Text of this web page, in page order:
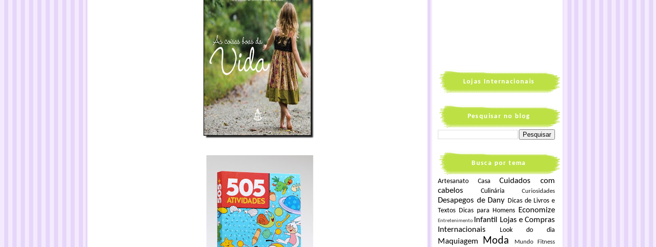
Lojas Internacionais
Pesquisar no blog
Busca por tema
Artesanato Casa
Cuidados com
cabelos
Culinária Curiosidades
Desapegos de Dany Dicas de Livros e
Textos Dicas para Homens Economize
Entretenimento Infantil
Lojas e Compras
Internacionais
Look do dia
Maquiagem Moda Mundo Fitness